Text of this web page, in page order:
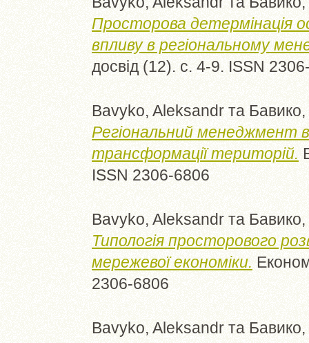
Просторова детермінація
впливу в регіональному
досвід (12). с. 4-9. ISSN
Bavyko, Aleksandr та
Регіональний менеджмент
трансформації територій.
ISSN 2306-6806
Bavyko, Aleksandr та
Типологія просторового
мережевої економіки.
2306-6806
Bavyko, Aleksandr та